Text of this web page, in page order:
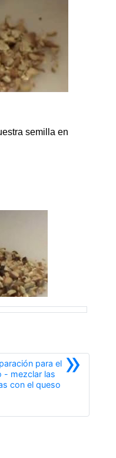
semilla en
»
para el
- mezclar las
con el quesoSiguiente